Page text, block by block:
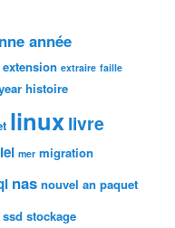
année
extension extraire faille
histoire
linuxlivre
mer migration
nas nouvel an paquet
ssd stockage